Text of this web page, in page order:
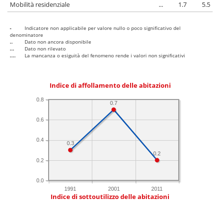
Mobilità residenziale
... 1.7 5.5
-
Indicatore non applicabile per valore nullo o poco significativo del
denominatore
..
Dato non ancora disponibile
...
Dato non rilevato
....
La mancanza o esiguità del fenomeno rende i valori non significativi
Indice di affollamento delle abitazioni
1991 2001 2011
0.0
0.2
0.4
0.6
0.8
0.2
0.7
0.3
Indice di sottoutilizzo delle abitazioni